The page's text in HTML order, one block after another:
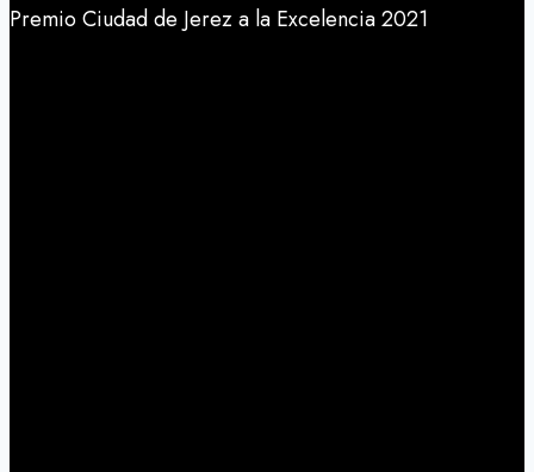
Premio Ciudad de Jerez a la Excelencia 2021